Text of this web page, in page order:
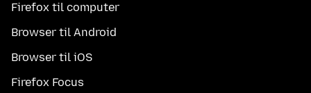
Firefox til computer
Browser til Android
Browser til iOS
Firefox Focus